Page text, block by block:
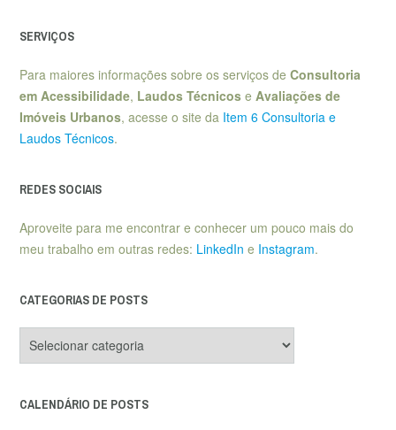
SERVIÇOS
Para maiores informações sobre os serviços de Consultoria
em Acessibilidade, Laudos Técnicos e Avaliações de
Imóveis Urbanos, acesse o site da Item 6 Consultoria e
Laudos Técnicos.
REDES SOCIAIS
Aproveite para me encontrar e conhecer um pouco mais do
meu trabalho em outras redes: LinkedIn e Instagram.
CATEGORIAS DE POSTS
de
CALENDÁRIO DE POSTS